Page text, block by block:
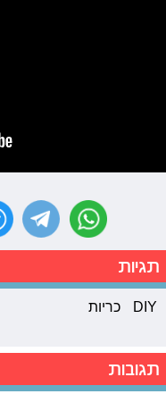
תגיות
DIY כריות
תגובות